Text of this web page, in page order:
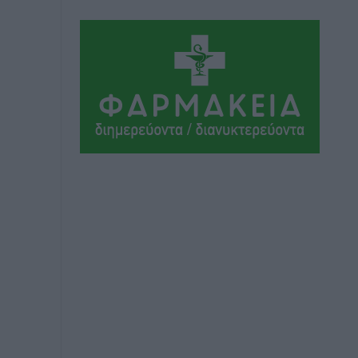
Στο Α΄ Νεκροταφείο το μνημόσυνο για
τον έναν χρόνο από τον θάνατο της
Λένας Σαμαρά
Ειδήσεις• πριν 3 ώρες
Κυριάκος Μητσοτάκης: Ανάσα στα